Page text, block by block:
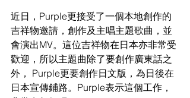
近日，Purple更接受了一個本地創作的
吉祥物邀請，創作及主唱主題歌曲，並
會演出MV。這位吉祥物在日本亦非常受
歡迎，所以主題曲除了要創作廣東話之
外， Purple更要創作日文版，為日後在
日本宣傳鋪路。Purple表示這個工作，